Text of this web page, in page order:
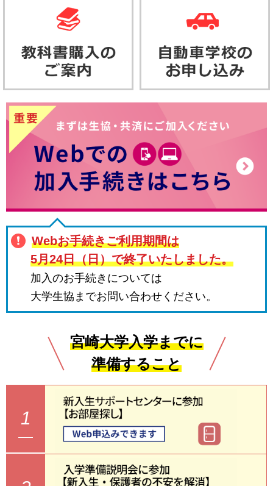
Webお手続きご利用期間は
5月24日（日）で終了いたしました。
加入のお手続きについては
大学生協までお問い合わせください。
宮崎大学入学までに
準備すること
1